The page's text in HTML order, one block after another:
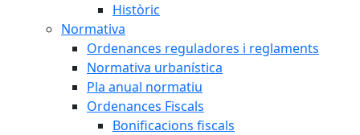
Històric
Normativa
Ordenances reguladores i reglaments
Normativa urbanística
Pla anual normatiu
Ordenances Fiscals
Bonificacions fiscals